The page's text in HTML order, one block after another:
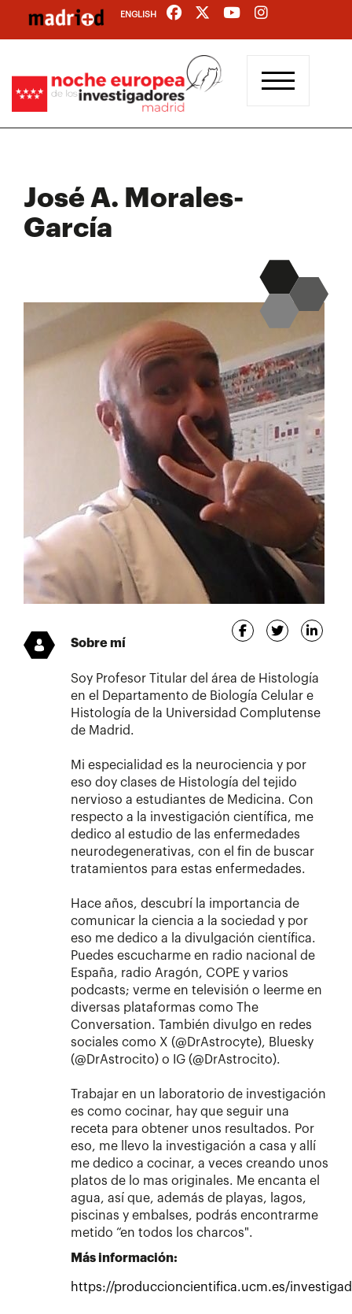
contenido
ENGLISH
José A. Morales-
García
Sobre mí
Soy Profesor Titular del área de Histología
en el Departamento de Biología Celular e
Histología de la Universidad Complutense
de Madrid.
Mi especialidad es la neurociencia y por
eso doy clases de Histología del tejido
nervioso a estudiantes de Medicina. Con
respecto a la investigación científica, me
dedico al estudio de las enfermedades
neurodegenerativas, con el fin de buscar
tratamientos para estas enfermedades.
Hace años, descubrí la importancia de
comunicar la ciencia a la sociedad y por
eso me dedico a la divulgación científica.
Puedes escucharme en radio nacional de
España, radio Aragón, COPE y varios
podcasts; verme en televisión o leerme en
diversas plataformas como The
Conversation. También divulgo en redes
sociales como X (@DrAstrocyte), Bluesky
(@DrAstrocito) o IG (@DrAstrocito).
Trabajar en un laboratorio de investigación
es como cocinar, hay que seguir una
receta para obtener unos resultados. Por
eso, me llevo la investigación a casa y allí
me dedico a cocinar, a veces creando unos
platos de lo mas originales. Me encanta el
agua, así que, además de playas, lagos,
piscinas y embalses, podrás encontrarme
metido “en todos los charcos".
Más información:
https://produccioncientifica.ucm.es/